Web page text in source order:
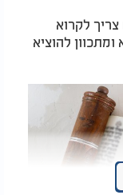
לקרוא
להוציא